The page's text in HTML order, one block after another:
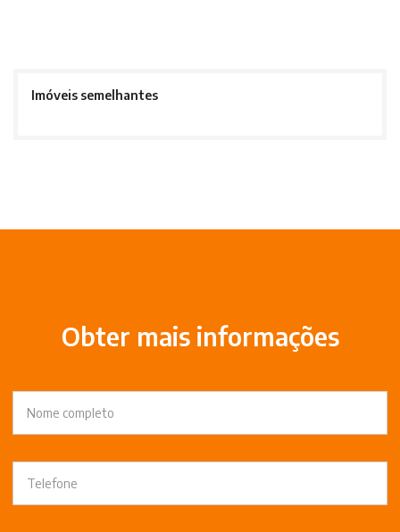
Imóveis semelhantes
Obter mais informações